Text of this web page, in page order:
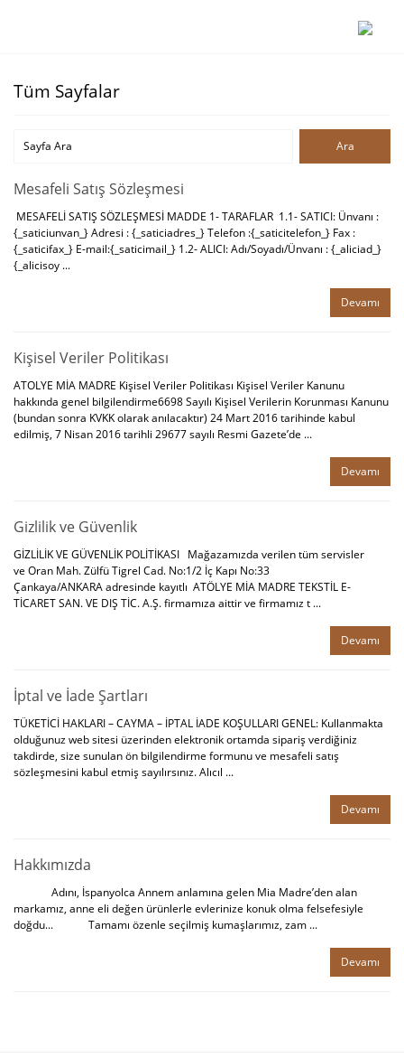
Tüm Sayfalar
Mesafeli Satış Sözleşmesi
MESAFELİ SATIŞ SÖZLEŞMESİ MADDE 1- TARAFLAR 1.1- SATICI: Ünvanı :
{_saticiunvan_} Adresi : {_saticiadres_} Telefon :{_saticitelefon_} Fax :
{_saticifax_} E-mail:{_saticimail_} 1.2- ALICI: Adı/Soyadı/Ünvanı : {_aliciad_}
{_alicisoy ...
Devamı
Kişisel Veriler Politikası
ATOLYE MİA MADRE Kişisel Veriler Politikası Kişisel Veriler Kanunu
hakkında genel bilgilendirme6698 Sayılı Kişisel Verilerin Korunması Kanunu
(bundan sonra KVKK olarak anılacaktır) 24 Mart 2016 tarihinde kabul
edilmiş, 7 Nisan 2016 tarihli 29677 sayılı Resmi Gazete’de ...
Devamı
Gizlilik ve Güvenlik
GİZLİLİK VE GÜVENLİK POLİTİKASI Mağazamızda verilen tüm servisler
ve Oran Mah. Zülfü Tigrel Cad. No:1/2 İç Kapı No:33
Çankaya/ANKARA adresinde kayıtlı ATÖLYE MİA MADRE TEKSTİL E-
TİCARET SAN. VE DIŞ TİC. A.Ş. firmamıza aittir ve firmamız t ...
Devamı
İptal ve İade Şartları
TÜKETİCİ HAKLARI – CAYMA – İPTAL İADE KOŞULLARI GENEL: Kullanmakta
olduğunuz web sitesi üzerinden elektronik ortamda sipariş verdiğiniz
takdirde, size sunulan ön bilgilendirme formunu ve mesafeli satış
sözleşmesini kabul etmiş sayılırsınız. Alıcıl ...
Devamı
Hakkımızda
Adını, İspanyolca Annem anlamına gelen Mia Madre’den alan
markamız, anne eli değen ürünlerle evlerinize konuk olma felsefesiyle
doğdu... Tamamı özenle seçilmiş kumaşlarımız, zam ...
Devamı